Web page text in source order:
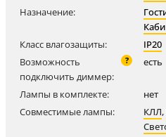
Назначение:
Класс влагозащиты:
IP20
Возможность
подключить диммер:
? есть
Лампы в комплекте:
нет
Совместимые лампы:
КЛЛ,